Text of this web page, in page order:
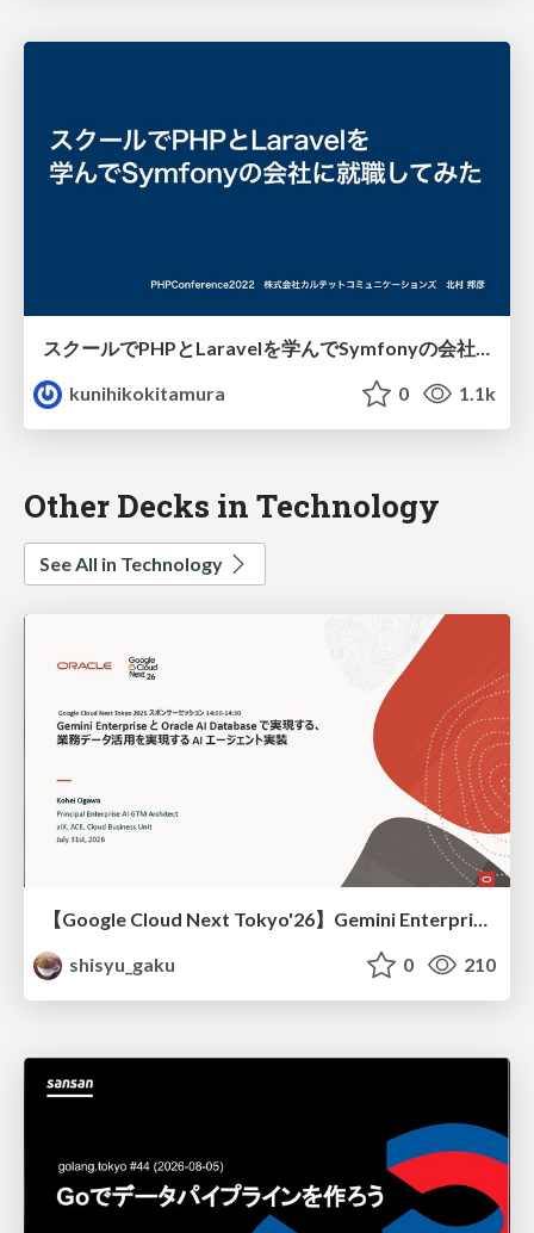
kunihikokitamura
0 1.1k
Other Decks in Technology
See All in Technology
【Google Cloud Next Tokyo'26】Gemini Enterprise と Oracle AI Database で実現する、 業務データ活用を実現する AI エージェント実装
shisyu_gaku
0 210